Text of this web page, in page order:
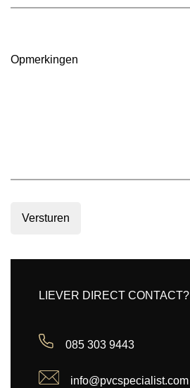
Opmerkingen
Versturen
LIEVER DIRECT CONTACT?
085 303 9443
info@pvcspecialist.com